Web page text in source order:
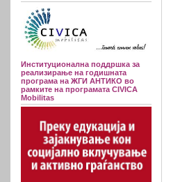
Институционална поддршка за
реализирање на годишната
програма на ЖГИ АНТИКО во
рамките на програмата CIVICA
Mobilitas